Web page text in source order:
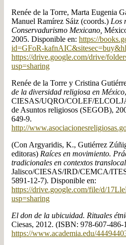
Renée de la Torre, Marta Eugenia
Manuel Ramírez Sáiz (coords.) Los
Conservadurismo Mexicano,
2005. Disponible en: https://
id=GFoR-
https://drive.google.com/drive/
usp=sharing
Renée de la Torre y Cristina
de la diversidad religiosa en México,
CIESAS/UQRO/COLEF/
de Asuntos religiosos (SEGOB),
649-9.
http://
(Con Argyaridis, K., Gutiérrez
editoras) Raíces en movimiento.
tradicionales en contextos
Jalisco/CIESAS/IRD/CEMCA/
5891-12-7). Disponible en:
https://drive.google.com/file/d/
usp=sharing
El don de la ubicuidad. Rituales
Ciesas, 2012. (ISBN: 978-607-
https://www.academia.edu/